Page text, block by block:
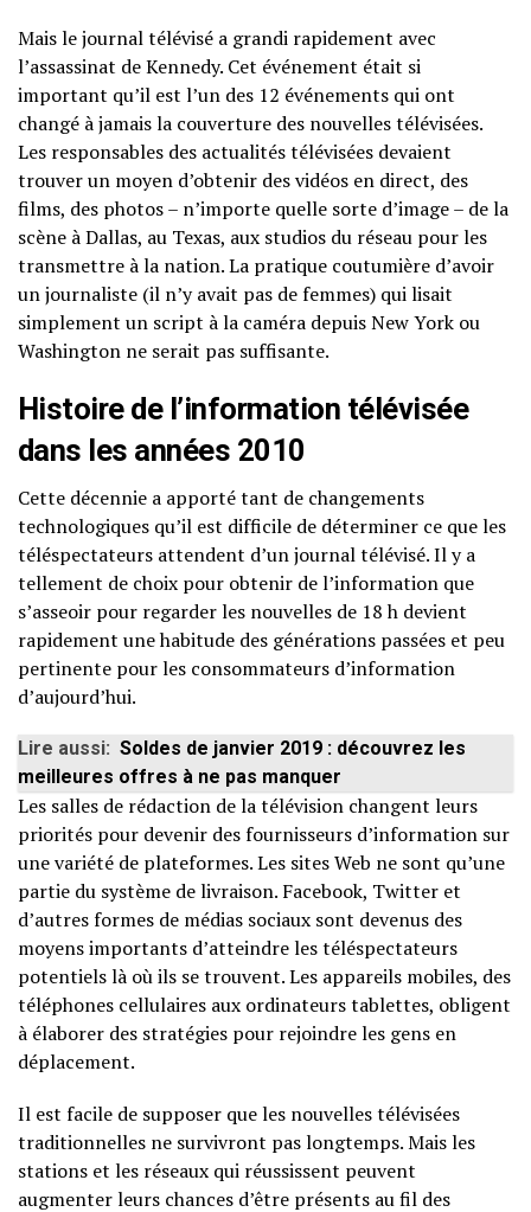
Mais le journal télévisé a grandi rapidement avec
l’assassinat de Kennedy. Cet événement était si
important qu’il est l’un des 12 événements qui ont
changé à jamais la couverture des nouvelles télévisées.
Les responsables des actualités télévisées devaient
trouver un moyen d’obtenir des vidéos en direct, des
films, des photos – n’importe quelle sorte d’image – de la
scène à Dallas, au Texas, aux studios du réseau pour les
transmettre à la nation. La pratique coutumière d’avoir
un journaliste (il n’y avait pas de femmes) qui lisait
simplement un script à la caméra depuis New York ou
Washington ne serait pas suffisante.
Histoire de l’information télévisée
dans les années 2010
Cette décennie a apporté tant de changements
technologiques qu’il est difficile de déterminer ce que les
téléspectateurs attendent d’un journal télévisé. Il y a
tellement de choix pour obtenir de l’information que
s’asseoir pour regarder les nouvelles de 18 h devient
rapidement une habitude des générations passées et peu
pertinente pour les consommateurs d’information
d’aujourd’hui.
Lire aussi: Soldes de janvier 2019 : découvrez les
meilleures offres à ne pas manquer
Les salles de rédaction de la télévision changent leurs
priorités pour devenir des fournisseurs d’information sur
une variété de plateformes. Les sites Web ne sont qu’une
partie du système de livraison. Facebook, Twitter et
d’autres formes de médias sociaux sont devenus des
moyens importants d’atteindre les téléspectateurs
potentiels là où ils se trouvent. Les appareils mobiles, des
téléphones cellulaires aux ordinateurs tablettes, obligent
à élaborer des stratégies pour rejoindre les gens en
déplacement.
Il est facile de supposer que les nouvelles télévisées
traditionnelles ne survivront pas longtemps. Mais les
stations et les réseaux qui réussissent peuvent
augmenter leurs chances d’être présents au fil des